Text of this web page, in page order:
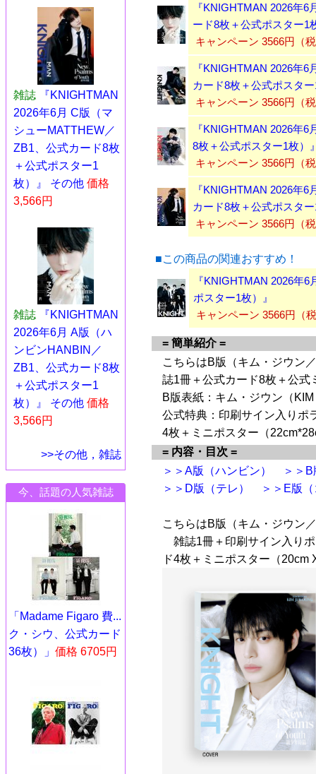
雑誌
『KNIGHTMAN
2026年6月 C版（マ
シューMATTHEW／
ZB1、公式カード8枚
＋公式ポスター1
枚）』 その他 価格
3,566円
雑誌
『KNIGHTMAN
2026年6月 A版（ハ
ンビンHANBIN／
ZB1、公式カード8枚
＋公式ポスター1
枚）』 その他 価格
3,566円
>>その他，雑誌
今、話題の人気雑誌
「Madame Figaro 費...
ク・シウ、公式カード
36枚）」 価格 6705円
『KNIGHTMAN 2026年
ード8枚＋公式ポスター1
キャンペーン 3566円（
『KNIGHTMAN 2026年
カード8枚＋公式ポスタ
キャンペーン 3566円（
『KNIGHTMAN 2026年
8枚＋公式ポスター1枚）
キャンペーン 3566円（
『KNIGHTMAN 2026年
カード8枚＋公式ポスタ
キャンペーン 3566円（
■この商品の関連おすすめ！
『KNIGHTMAN 2026年
ポスター1枚）』
キャンペーン 3566円（
= 簡単紹介 =
こちらはB版（キム・ジウン
誌1冊＋公式カード8枚＋公式
B版表紙：キム・ジウン（
公式特典：印刷サイン入りポ
4枚＋ミニポスター（
= 内容・目次 =
＞＞A版（ハンビン）
＞＞
＞＞D版（テレ）
＞＞E版
こちらはB版（キム・ジウン
雑誌1冊＋印刷サイン入り
ド4枚＋ミニポスター（20cm